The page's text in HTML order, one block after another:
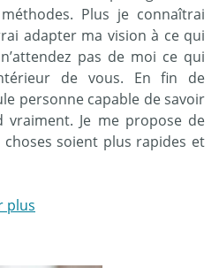
Plus je connaîtrai
adapter ma vision à ce qui
pas de moi ce qui
de vous. En fin de
personne capable de savoir
vraiment. Je me propose de
soient plus rapides et
plus